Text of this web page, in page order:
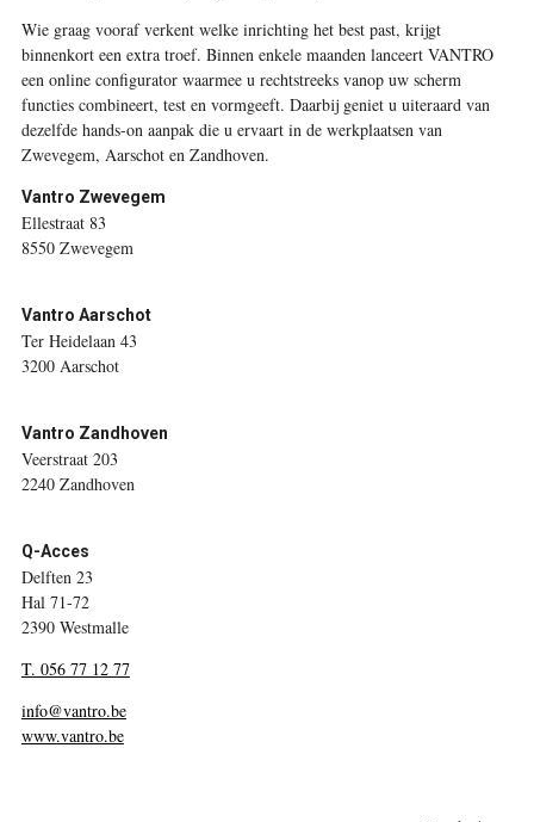
Wie graag vooraf verkent welke inrichting het best past, krijgt
binnenkort een extra troef. Binnen enkele maanden lanceert VANTRO
een online configurator waarmee u rechtstreeks vanop uw scherm
functies combineert, test en vormgeeft. Daarbij geniet u uiteraard van
dezelfde hands-on aanpak die u ervaart in de werkplaatsen van
Zwevegem, Aarschot en Zandhoven.
Vantro Zwevegem
Ellestraat 83
8550 Zwevegem
Vantro Aarschot
Ter Heidelaan 43
3200 Aarschot
Vantro Zandhoven
Veerstraat 203
2240 Zandhoven
Q-Acces
Delften 23
Hal 71-72
2390 Westmalle
T. 056 77 12 77
info@vantro.be
www.vantro.be